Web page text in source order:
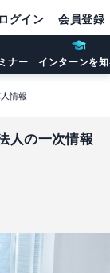
ナー インターンを
ログイン 会員登録
情報
人の一次情報